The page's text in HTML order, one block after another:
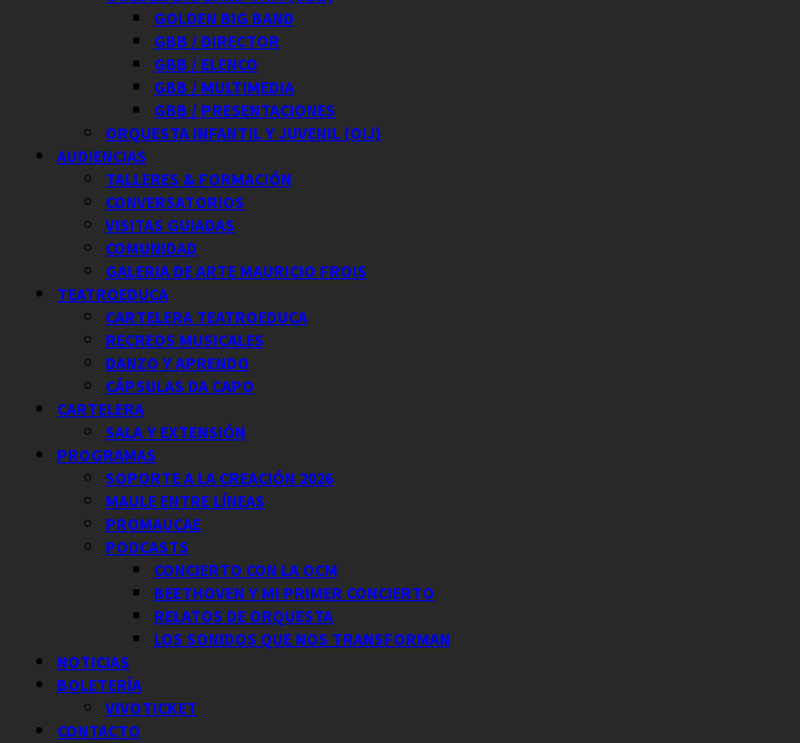
GOLDEN BIG BAND
GBB / DIRECTOR
GBB / ELENCO
GBB / MULTIMEDIA
GBB / PRESENTACIONES
ORQUESTA INFANTIL Y JUVENIL (OIJ)
AUDIENCIAS
TALLERES & FORMACIÓN
CONVERSATORIOS
VISITAS GUIADAS
COMUNIDAD
GALERIA DE ARTE MAURICIO FROIS
TEATROEDUCA
CARTELERA TEATROEDUCA
RECREOS MUSICALES
DANZO Y APRENDO
CÁPSULAS DA CAPO
CARTELERA
SALA Y EXTENSIÓN
PROGRAMAS
SOPORTE A LA CREACIÓN 2026
MAULE ENTRE LÍNEAS
PROMAUCAE
PODCASTS
CONCIERTO CON LA OCM
BEETHOVEN Y MI PRIMER CONCIERTO
RELATOS DE ORQUESTA
LOS SONIDOS QUE NOS TRANSFORMAN
NOTICIAS
BOLETERÍA
VIVOTICKET
CONTACTO